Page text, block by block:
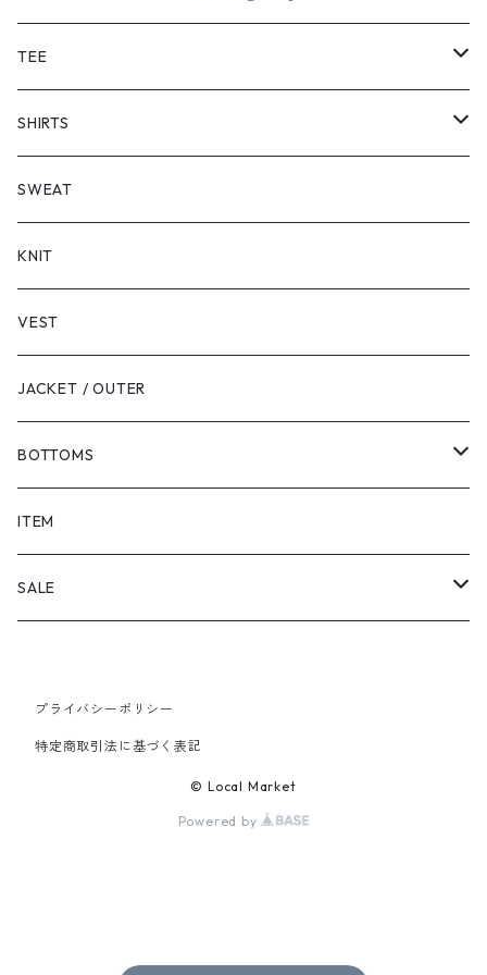
TEE
SHORT SLEEVE
LONG SLEEVE
SHIRTS
SHORT SLEEVE
LONG SLEEVE
SWEAT
KNIT
VEST
JACKET / OUTER
BOTTOMS
SHORTS
PANTS
ITEM
SALE
PANTS
プライバシーポリシー
特定商取引法に基づく表記
© Local Market
Powered by